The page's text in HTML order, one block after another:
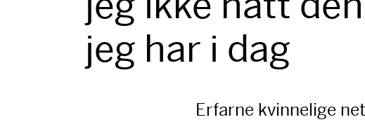
jeg har i dag
Erfarne kvinnelige